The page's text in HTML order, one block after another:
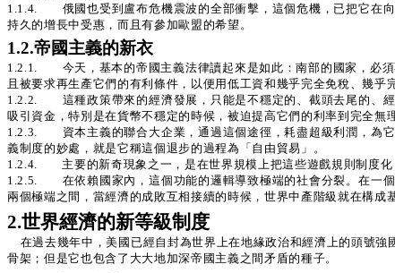
1.1.4. 俄國也受到盧布危機震波的全部衝擊，這個危機，已把它在向
持久的增長中受惠，而且有參加歐盟的希望。
1.2.帝國主義的新衣
1.2.1. 今天，基本的帝國主義法律讀起來是如此：南部的國家，必須
且被要求再生產它們的有利條件，以便用低工資和幾乎完全免稅、幾乎
1.2.2. 這種政策帶來的經濟發展，只能是不穩定的、截頭去尾的、經
吸引資金，特別是在貨幣不穩定的時候，被迫提高它們的利率到完全無
1.2.3. 資本主義的聯合大企業，通過這個途徑，耗盡超級利潤，為它
義制度的妙處，就是它稱這個退步的過程為「自由貿易」。
1.2.4. 主要的新奇現象之一，是在世界規模上把這些遊戲規則制度化
1.2.5. 在依賴國家內，這個功能的邏輯導致極端的社會分裂。在一個
兩個極端之間，當經濟的成敗互相接續的時候，世界中產階級就在構成
2.世界經濟的新等級制度
在過去幾年中，美國已經自封為世界上在地緣政治和經濟上的頭號
骨架；但是它也包含了大大地加深帝國主義之間矛盾的種子。